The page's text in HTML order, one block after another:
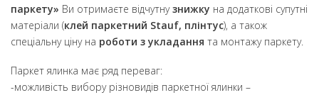
паркету» Ви отримаєте відчутнузнижку на додаткові супутні
матеріали (клей паркетний Stauf, плінтус), а також
спеціальну ціну на роботи з укладання та монтажу паркету.
Паркет ялинка має ряд переваг:
-можливість вибору різновидів паркетної ялинки –